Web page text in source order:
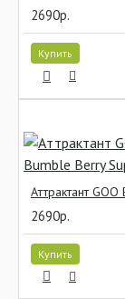
2690р.
Купить
2690р.
Купить